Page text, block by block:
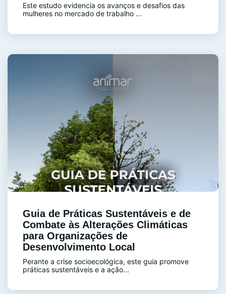
Este estudo evidencia os avanços e desafios das
mulheres no mercado de trabalho ...
Guia de Práticas Sustentáveis e de
Combate às Alterações Climáticas
para Organizações de
Desenvolvimento Local
Perante a crise socioecológica, este guia promove
práticas sustentáveis e a ação...